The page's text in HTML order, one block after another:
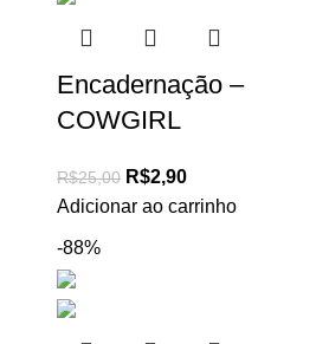
Encadernação –
COWGIRL
R$25,00 R$2,90
Adicionar ao carrinho
-88%